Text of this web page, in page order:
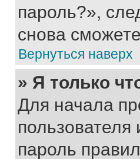
пароль?»,
снова
Вернуться наверх
» Я только
Для начала
пароль